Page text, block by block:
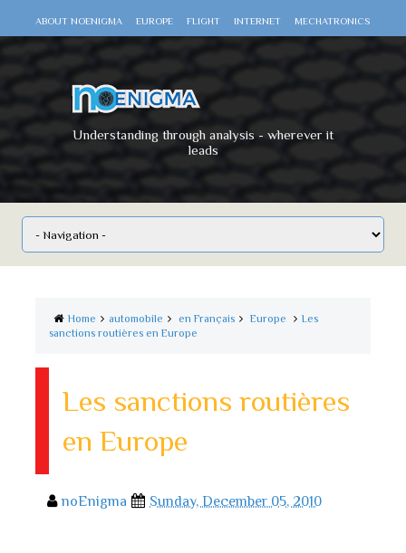
ABOUT NOENIGMA EUROPE FLIGHT INTERNET MECHATRONICS
Understanding through analysis - wherever it
leads
Home automobile en Français Europe
Les
sanctions routières en Europe
Les sanctions routières
en Europe
noEnigma Sunday, December 05, 2010